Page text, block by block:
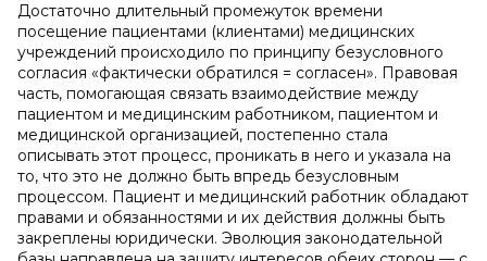
Достаточно длительный промежуток времени
посещение пациентами (клиентами) медицинских
учреждений происходило по принципу безусловного
согласия «фактически обратился = согласен». Правовая
часть, помогающая связать взаимодействие между
пациентом и медицинским работником, пациентом и
медицинской организацией, постепенно стала
описывать этот процесс, проникать в него и указала на
то, что это не должно быть впредь безусловным
процессом. Пациент и медицинский работник обладают
правами и обязанностями и их действия должны быть
закреплены юридически. Эволюция законодательной